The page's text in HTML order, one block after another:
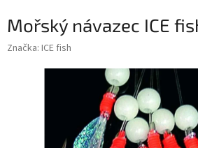
Mořský návazec ICE
Značka: ICE fish